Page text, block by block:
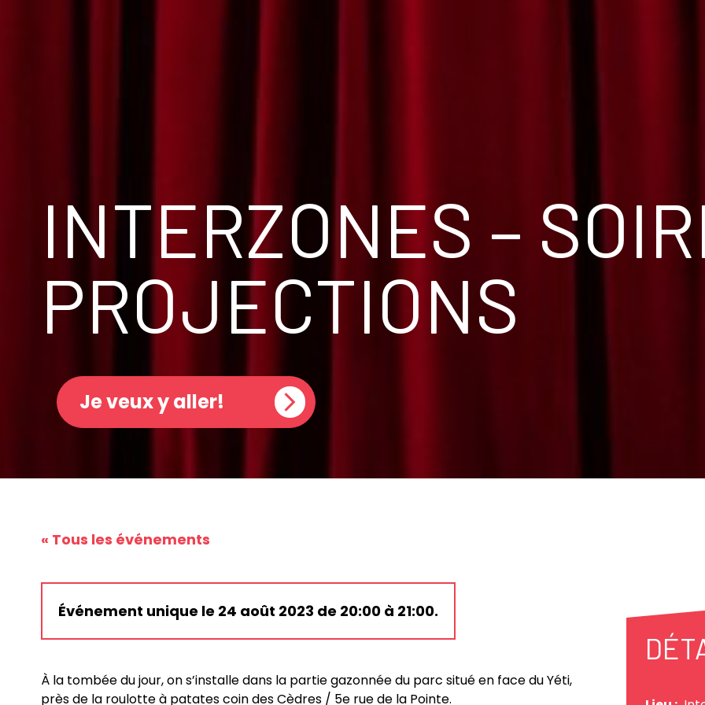
INTERZONES –
PROJECTIONS
Je veux y aller!
« Tous les événements
Événement unique le 24 août 2023 de 20:00 à 21:00.
À la tombée du jour, on s’installe dans la partie gazonnée du parc situé en face du Yéti,
près de la roulotte à patates coin des Cèdres / 5e rue de la Pointe.